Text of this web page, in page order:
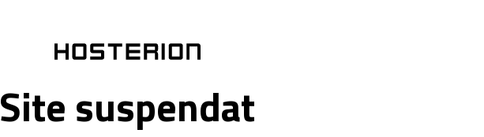
Site suspendat